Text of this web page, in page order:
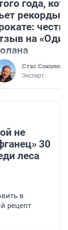
года,
рекорды в
на
Стас Соколов
Эксперт
не
30
леса
в
рецепт